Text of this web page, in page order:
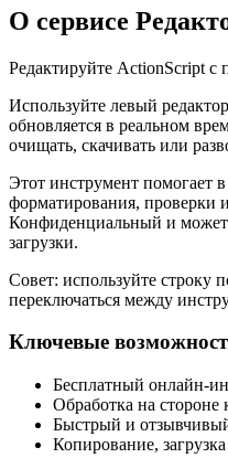
О сервисе
Редактируйте ActionScript с
Используйте левый
обновляется в реальном
очищать, скачивать или
Этот инструмент помогает
форматирования, проверки
Конфиденциальный и может
загрузки.
Совет: используйте строку
переключаться между
Ключевые
Бесплатный
Обработка на стороне
Быстрый и
Копирование,